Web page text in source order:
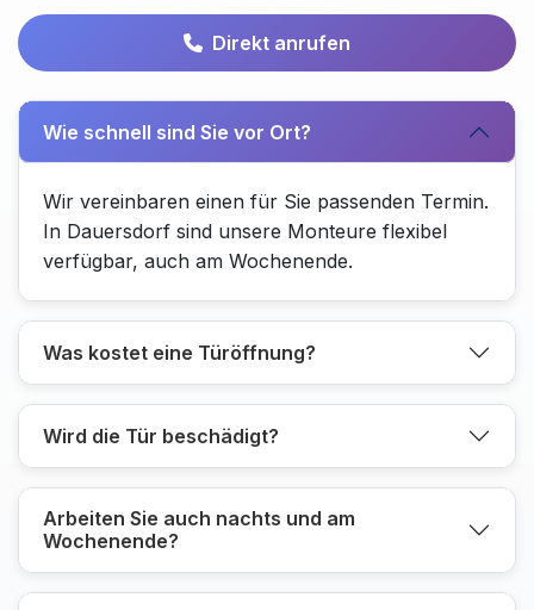
Direkt anrufen
Wie schnell sind Sie vor Ort?
Wir vereinbaren einen für Sie passenden Termin.
In Dauersdorf sind unsere Monteure flexibel
verfügbar, auch am Wochenende.
Was kostet eine Türöffnung?
Wird die Tür beschädigt?
Arbeiten Sie auch nachts und am
Wochenende?